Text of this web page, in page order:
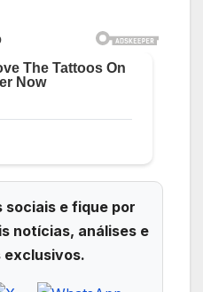
sociais e fique por
notícias, análises e
exclusivos.